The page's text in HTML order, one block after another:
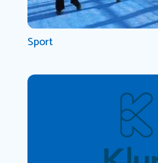
Sport